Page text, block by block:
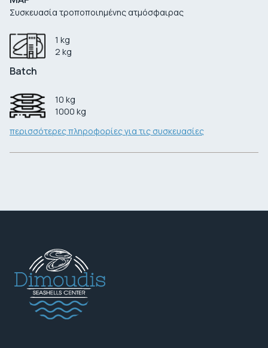
Συσκευασία τροποποιημένης ατμόσφαιρας
1 kg
2 kg
Batch
10 kg
1000 kg
περισσότερες πληροφορίες για τις συσκευασίες